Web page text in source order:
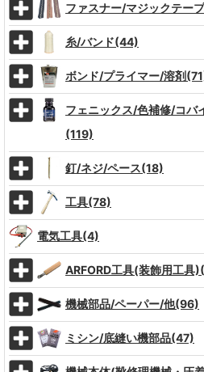
ファスナー/マジックテー
糸/バンド(44)
ボンド/プライマー/溶剤
フェニックス/色補修/コバ
(119)
釘/ネジ/ペース(18)
工具(78)
電気工具(4)
ARFORD工具(装飾用工具
機械部品/ペーパー/他(96)
ミシン/底縫い機部品(47)